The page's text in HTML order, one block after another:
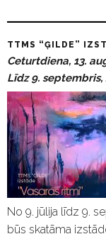
TTMS “ĢILDE”
Ceturtdiena, 13.
Līdz 9. septembris,
No 9. jūlija līdz 9.
būs skatāma